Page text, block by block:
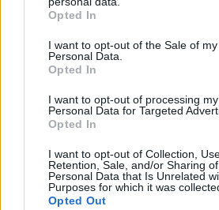
grant or deny consent to Google and
use your data for below specified
consent section.
Opted In
I want to opt-out of the Sale of my
Personal Data.
Opted In
I want to opt-out of processing my
Personal Data for Targeted
Opted In
I want to opt-out of Collection,
Retention, Sale, and/or Sharing
Personal Data that Is Unrelated
Purposes for which it was
Opted Out
ΕΛΛΑΔΑ
Ο καιρός του Αγίου